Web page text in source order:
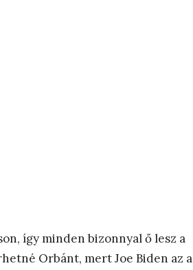
így minden bizonnyal ő lesz a
Orbánt, mert Joe Biden az a